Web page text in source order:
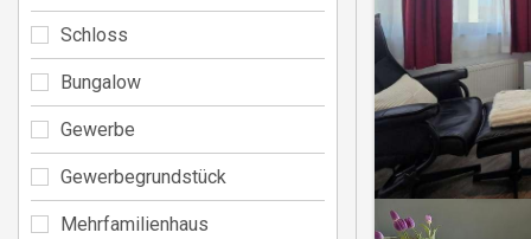
Schloss
Bungalow
Gewerbe
Gewerbegrundstück
Mehrfamilienhaus